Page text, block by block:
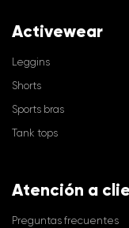
Activewear
Leggins
Shorts
Sports bras
Tank tops
Atención a
Preguntas frecuentes